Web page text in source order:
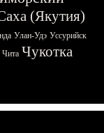
(Якутия)
Улан-Удэ Уссурийск
Чита Чукотка